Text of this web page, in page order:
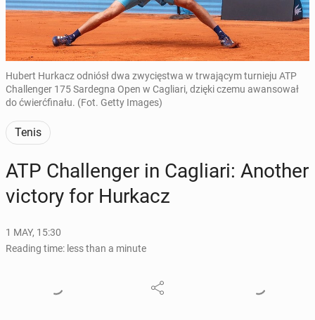
Hubert Hurkacz odniósł dwa zwycięstwa w trwającym turnieju ATP
Challenger 175 Sardegna Open w Cagliari, dzięki czemu awansował
do ćwierćfinału. (Fot. Getty Images)
Tenis
ATP Chal­lenger in Cagliari: Another
victory for Hurkacz
1 MAY, 15:30
Reading time: less than a minute